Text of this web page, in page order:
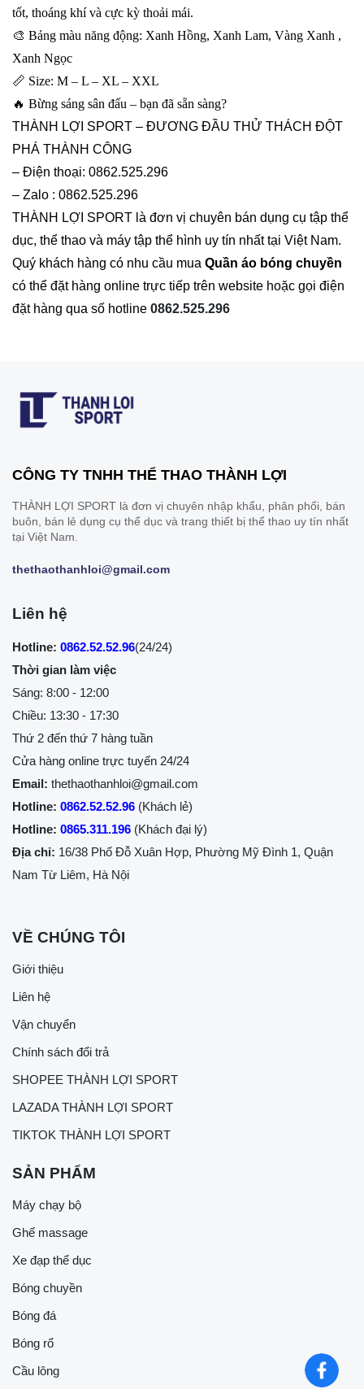
tốt, thoáng khí và cực kỳ thoải mái.
🎨 Bảng màu năng động: Xanh Hồng, Xanh Lam, Vàng Xanh ,
Xanh Ngọc
📏 Size: M – L – XL – XXL
🔥 Bừng sáng sân đấu – bạn đã sẵn sàng?
THÀNH LỢI SPORT – ĐƯƠNG ĐẦU THỬ THÁCH ĐỘT
PHÁ THÀNH CÔNG
– Điện thoại: 0862.525.296
– Zalo : 0862.525.296
THÀNH LỢI SPORT là đơn vị chuyên bán dụng cụ tập thể
dục, thể thao và máy tập thể hình uy tín nhất tại Việt Nam.
Quý khách hàng có nhu cầu mua Quần áo bóng chuyền
có thể đặt hàng online trực tiếp trên website hoặc gọi điện
đặt hàng qua số hotline 0862.525.296
CÔNG TY TNHH THỂ THAO THÀNH LỢI
THÀNH LỢI SPORT là đơn vị chuyên nhập khẩu, phân phối, bán
buôn, bán lẻ dụng cụ thể dục và trang thiết bị thể thao uy tín nhất
tại Việt Nam.
thethaothanhloi@gmail.com
Liên hệ
Hotline: 0862.52.52.96(24/24)
Thời gian làm việc
Sáng: 8:00 - 12:00
Chiều: 13:30 - 17:30
Thứ 2 đến thứ 7 hàng tuần
Cửa hàng online trực tuyến 24/24
Email: thethaothanhloi@gmail.com
Hotline: 0862.52.52.96 (Khách lẻ)
Hotline: 0865.311.196 (Khách đại lý)
Địa chỉ: 16/38 Phố Đỗ Xuân Hợp, Phường Mỹ Đình 1, Quận
Nam Từ Liêm, Hà Nội
VỀ CHÚNG TÔI
Giới thiệu
Liên hệ
Vận chuyển
Chính sách đổi trả
SHOPEE THÀNH LỢI SPORT
LAZADA THÀNH LỢI SPORT
TIKTOK THÀNH LỢI SPORT
SẢN PHẨM
Máy chạy bộ
Ghế massage
Xe đạp thể dục
Bóng chuyền
Bóng đá
Bóng rổ
Cầu lông